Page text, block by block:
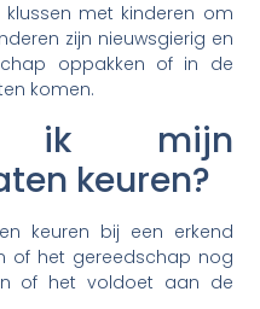
met kinderen om
zijn nieuwsgierig en
oppakken of in de
komen.
ik mijn
keuren?
keuren bij een erkend
of het gereedschap nog
of het voldoet aan de